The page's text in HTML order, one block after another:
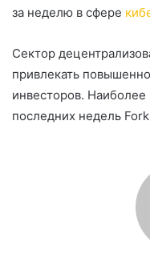
за неделю в сфере
Сектор
привлекать
инвесторов.
последних недель